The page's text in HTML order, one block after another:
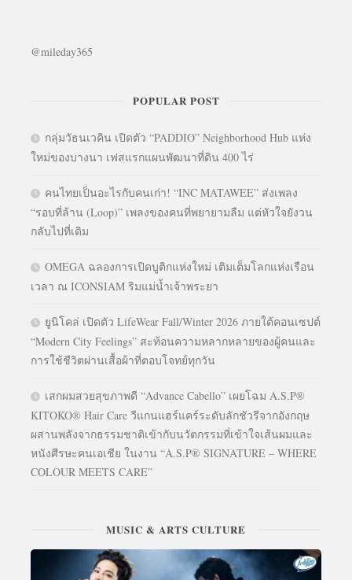
@mileday365
POPULAR POST
กลุ่มวัธนเวคิน เปิดตัว “PADDIO” Neighborhood Hub แห่ง
ใหม่ของบางนา เฟสแรกแผนพัฒนาที่ดิน 400 ไร่
คนไทยเป็นอะไรกับคนเก่า! “INC MATAWEE” ส่งเพลง
“รอบที่ล้าน (Loop)” เพลงของคนที่พยายามลืม แต่หัวใจยังวน
กลับไปที่เดิม
OMEGA ฉลองการเปิดบูติกแห่งใหม่ เติมเต็มโลกแห่งเรือน
เวลา ณ ICONSIAM ริมแม่น้ำเจ้าพระยา
ยูนิโคล่ เปิดตัว LifeWear Fall/Winter 2026 ภายใต้คอนเซปต์
“Modern City Feelings” สะท้อนความหลากหลายของผู้คนและ
การใช้ชีวิตผ่านเสื้อผ้าที่ตอบโจทย์ทุกวัน
เสกผมสวยสุขภาพดี “Advance Cabello” เผยโฉม A.S.P®
KITOKO® Hair Care วีแกนแฮร์แคร์ระดับลักชัวรีจากอังกฤษ
ผสานพลังจากธรรมชาติเข้ากับนวัตกรรมที่เข้าใจเส้นผมและ
หนังศีรษะคนเอเชีย ในงาน “A.S.P® SIGNATURE – WHERE
COLOUR MEETS CARE”
MUSIC & ARTS CULTURE